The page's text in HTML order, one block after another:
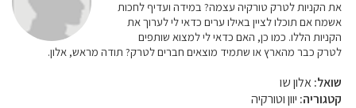
את הקניות לטרק טורקיה עצמה? במידה ועדיף לחכות
אשמח אם תוכלו לציין באילו ערים כדאי לי לערוך את
הקניות הללו. כמו כן, האם כדאי לי למצוא שותפים
לטרק כבר מהארץ או שתמיד מוצאים חברים לטרק? תודה מראש, אלון.
שואל:אלון שו
קטגוריה: יוון וטורקיה